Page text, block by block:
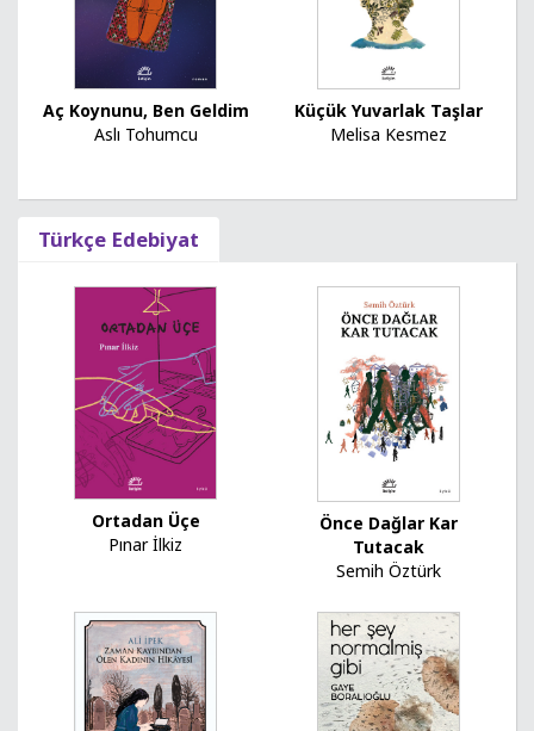
Aç Koynunu, Ben Geldim
Aslı Tohumcu
Küçük Yuvarlak Taşlar
Melisa Kesmez
Türkçe Edebiyat
Ortadan Üçe
Pınar İlkiz
Önce Dağlar Kar
Tutacak
Semih Öztürk